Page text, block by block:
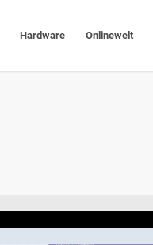
Hardware Onlinewelt